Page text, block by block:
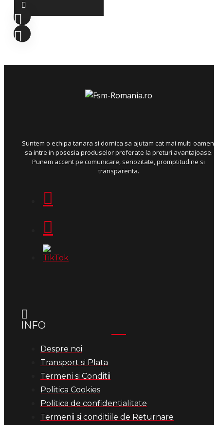
Suntem o echipa tanara si dornica sa ajutam cat mai multi oameni
sa intre in posesia produselor preferate la preturi avantajoase.
Punem accent pe comunicare, seriozitate, promptitudine si
transparenta.
INFO
Despre noi
Transport si Plata
Termeni si Conditii
Politica Cookies
Politica de confidentialitate
Termenii si conditiile de Returnare